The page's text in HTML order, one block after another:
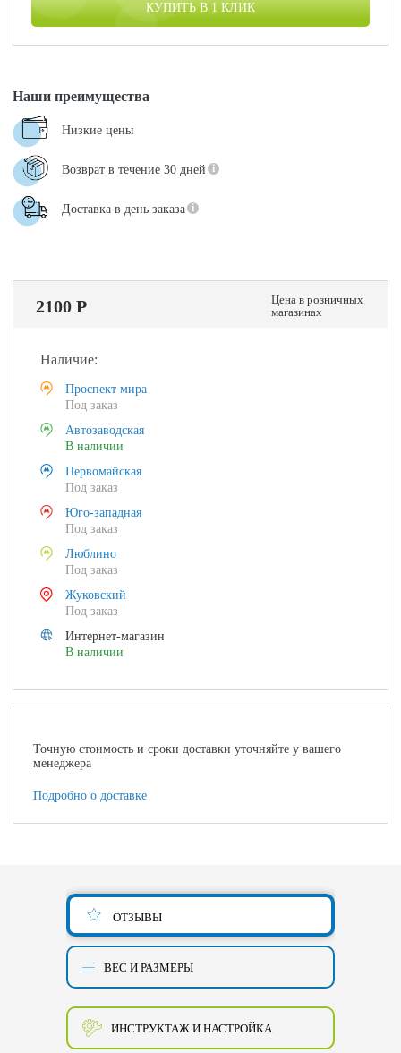
КУПИТЬ В 1 КЛИК
Наши преимущества
Низкие цены
Возврат в течение 30 дней
Доставка в день заказа
2100 Р
Цена в розничных
магазинах
Наличие:
Проспект мира
Под заказ
Автозаводская
В наличии
Первомайская
Под заказ
Юго-западная
Под заказ
Люблино
Под заказ
Жуковский
Под заказ
Интернет-магазин
В наличии
Точную стоимость и сроки доставки уточняйте у вашего
менеджера
Подробно о доставке
ОТЗЫВЫ
ВЕС И РАЗМЕРЫ
ИНСТРУКТАЖ И НАСТРОЙКА